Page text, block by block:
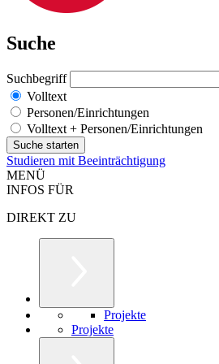
Suche
Suchbegriff
Volltext
Personen/Einrichtungen
Volltext + Personen/Einrichtungen
Studieren mit Beeinträchtigung
MENÜ
INFOS FÜR
DIREKT ZU
Projekte
Projekte